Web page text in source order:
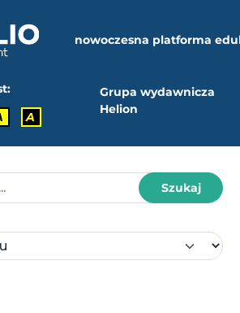
nowoczesna platforma
A
Grupa wydawnicza
Helion
Szukaj